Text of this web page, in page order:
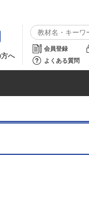
へ
会員登録
よくある質問